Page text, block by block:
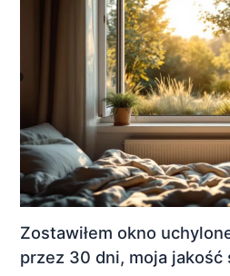
Zostawiłem okno
przez 30 dni, moja jakość